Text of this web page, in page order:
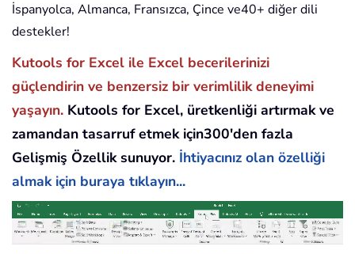
İspanyolca, Almanca, Fransızca, Çince ve40+ diğer dili
destekler!
Kutools for Excel ile Excel becerilerinizi
güçlendirin ve benzersiz bir verimlilik deneyimi
yaşayın. Kutools for Excel, üretkenliği artırmak ve
zamandan tasarruf etmek için300'den fazla
Gelişmiş Özellik sunuyor. İhtiyacınız olan özelliği
almak için buraya tıklayın...